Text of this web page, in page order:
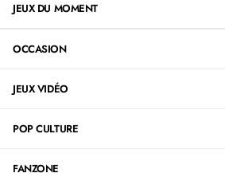
JEUX DU MOMENT
OCCASION
JEUX VIDÉO
POP CULTURE
FANZONE